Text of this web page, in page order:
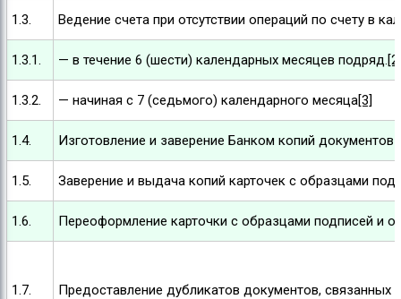
1.3. Ведение счета при отсутствии операций по счету в
1.3.1. — в течение 6 (шести) календарных месяцев подряд.[2]
1.3.2. — начиная с 7 (седьмого) календарного месяца[3]
1.4. Изготовление и заверение Банком копий
1.5. Заверение и выдача копий карточек с образцами
1.6. Переоформление карточки с образцами подписей и
1.7. Предоставление дубликатов документов,